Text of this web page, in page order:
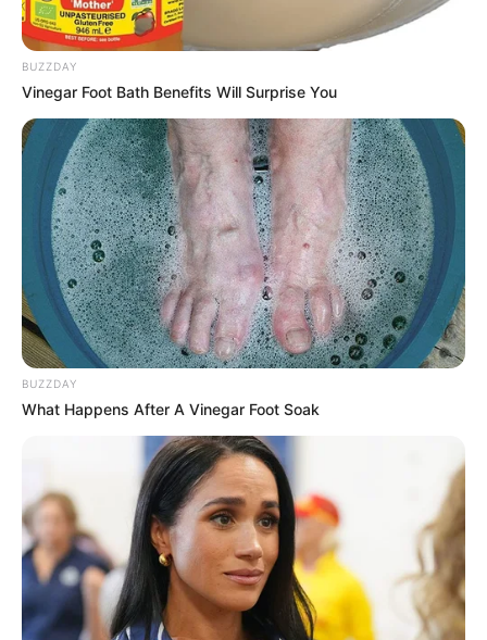
Os artesãos que trabalham com feltro e tecido
são os que mais usam alfinetes, não é mesmo?
Esse simples acessório é um facilitador na hora
de fazer a costura, prende as peças e deixa todos
os recortes no seu devido lugar. O único problema
é que os alfinetes são bem pequenos, e, por isso,
se perdem com facilidade.
Diante disso, muitas artesãs se vêm obrigadas a
terem um vidro só pra eles, o que até ajuda na
organização. Mas, vamos combinar, isso não é
nada prático pra quem costura.
O problema maior está na hora de tentar pegá-
los, parece que estamos numa uma missão
impossível, sem falar que você corre o risco de
espetar os dedos. Para mudar isso de vez,
trouxemos uma ideia que toda artesã vai amar,
BUZZDAY
Vinegar Foot Bath Benefits Will Surprise You
BUZZDAY
What Happens After A Vinegar Foot Soak